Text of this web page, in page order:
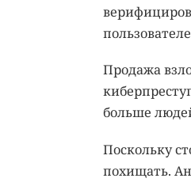
Продажа
больше
Поскольку
похищать.